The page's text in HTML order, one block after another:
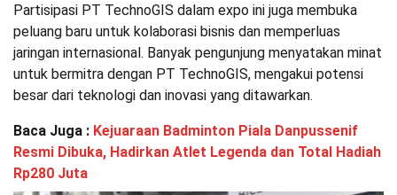
Partisipasi PT TechnoGIS dalam expo ini juga membuka
peluang baru untuk kolaborasi bisnis dan memperluas
jaringan internasional. Banyak pengunjung menyatakan minat
untuk bermitra dengan PT TechnoGIS, mengakui potensi
besar dari teknologi dan inovasi yang ditawarkan.
Baca Juga : Kejuaraan Badminton Piala Danpussenif
Resmi Dibuka, Hadirkan Atlet Legenda dan Total Hadiah
Rp280 Juta